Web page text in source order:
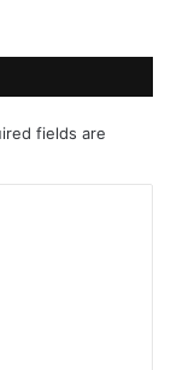
fields are